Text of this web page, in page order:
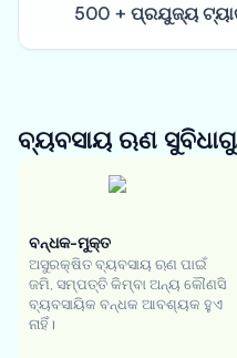
500 + ପ୍ରଯୁଜ୍ୟ
ବ୍ୟବସାୟ ଋଣ
ବନ୍ଧକ-ମୁକ୍ତ
ଅସୁରକ୍ଷିତ ବ୍ୟବସାୟ ଋଣ ପାଇଁ
ଜମି, ସମ୍ପତ୍ତି କିମ୍ବା ଅନ୍ୟ କୌଣସି
ବ୍ୟବସାୟିକ ବନ୍ଧକ ଆବଶ୍ୟକ ହୁଏ
ନାହିଁ।